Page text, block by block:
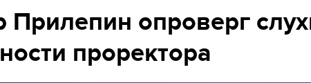
Экономика
Спорт
Прилепин опроверг
проректора